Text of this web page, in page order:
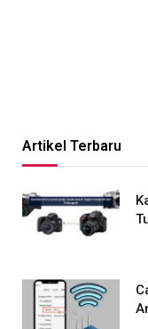
Artikel Terbaru